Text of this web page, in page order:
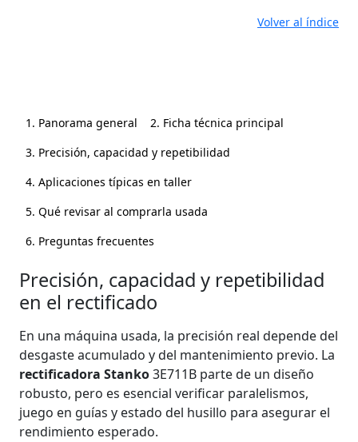
Volver al índice
1. Panorama general
2. Ficha técnica principal
3. Precisión, capacidad y repetibilidad
4. Aplicaciones típicas en taller
5. Qué revisar al comprarla usada
6. Preguntas frecuentes
Precisión, capacidad y repetibilidad
en el rectificado
En una máquina usada, la precisión real depende del
desgaste acumulado y del mantenimiento previo. La
rectificadora Stanko3E711B parte de un diseño
robusto, pero es esencial verificar paralelismos,
juego en guías y estado del husillo para asegurar el
rendimiento esperado.